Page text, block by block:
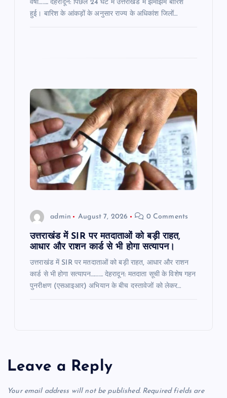
वर्षा…….. देहरादून: पिछले 24 घंटे में उत्तराखंड में झमाझम बारिश
हुई। बारिश के आंकड़ों के अनुसार राज्य के अधिकांश जिलों…
admin August 7, 2026 0 Comments
उत्तराखंड में SIR पर मतदाताओं को बड़ी राहत,
आधार और राशन कार्ड से भी होगा सत्यापन।
उत्तराखंड में SIR पर मतदाताओं को बड़ी राहत, आधार और राशन
कार्ड से भी होगा सत्यापन………. देहरादून: मतदाता सूची के विशेष गहन
पुनरीक्षण (एसआइआर) अभियान के बीच दस्तावेजों को लेकर…
Leave a Reply
Your email address will not be published. Required fields are